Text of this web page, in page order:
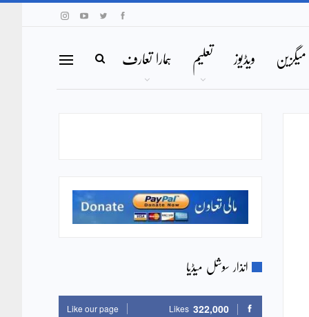
میگزین ویڈیوز تعلیم ہمارا تعارف
انذار سوشل میڈیا
322,000
Likes
Like our page